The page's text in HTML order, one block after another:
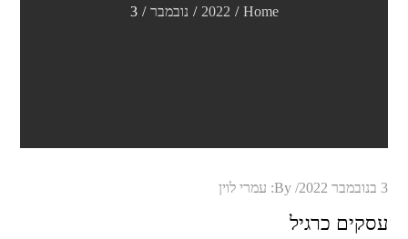
Home
2022 נובמבר 3
Posted
3 בנובמבר 2022 By: עמרי לוין
עסקים כרגיל